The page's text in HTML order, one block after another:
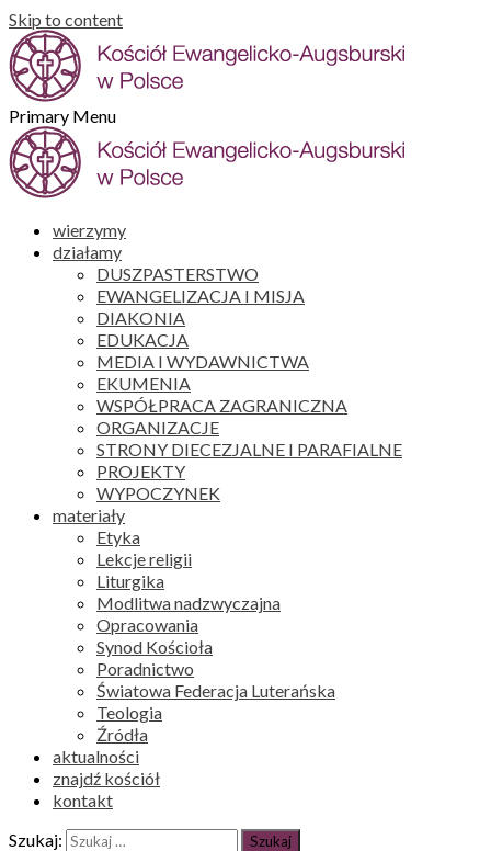
Skip to content
Primary Menu
wierzymy
działamy
DUSZPASTERSTWO
EWANGELIZACJA I MISJA
DIAKONIA
EDUKACJA
MEDIA I WYDAWNICTWA
EKUMENIA
WSPÓŁPRACA ZAGRANICZNA
ORGANIZACJE
STRONY DIECEZJALNE I PARAFIALNE
PROJEKTY
WYPOCZYNEK
materiały
Etyka
Lekcje religii
Liturgika
Modlitwa nadzwyczajna
Opracowania
Synod Kościoła
Poradnictwo
Światowa Federacja Luterańska
Teologia
Źródła
aktualności
znajdź kościół
kontakt
Szukaj: